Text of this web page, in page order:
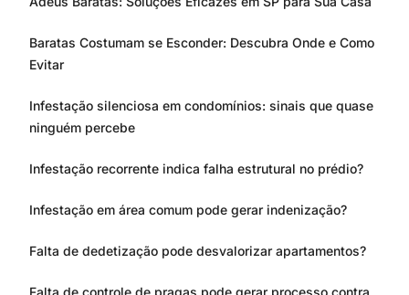
Baratas Costumam se Esconder: Descubra Onde e Como
Evitar
Infestação silenciosa em condomínios: sinais que quase
ninguém percebe
Infestação recorrente indica falha estrutural no prédio?
Infestação em área comum pode gerar indenização?
Falta de dedetização pode desvalorizar apartamentos?